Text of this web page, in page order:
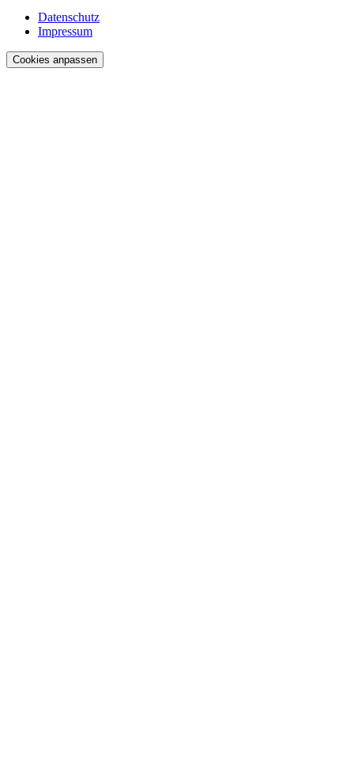
Datenschutz
Impressum
Cookies anpassen